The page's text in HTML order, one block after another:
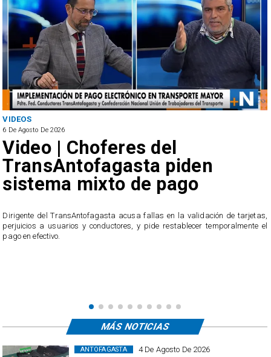
VIDEOS
6 De Agosto De 2026
Video | Choferes del
TransAntofagasta piden
sistema mixto de pago
​Dirigente del TransAntofagasta acusa fallas en la validación de tarjetas,
perjuicios a usuarios y conductores, y pide restablecer temporalmente el
pago en efectivo.
4 De Agosto De 2026
ANTOFAGASTA
MÁS NOTICIAS